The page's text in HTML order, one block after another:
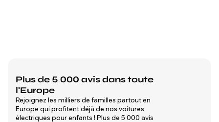
Plus de 5 000 avis dans toute
l'Europe
Rejoignez les milliers de familles partout en
Europe qui profitent déjà de nos voitures
électriques pour enfants ! Plus de 5 000 avis